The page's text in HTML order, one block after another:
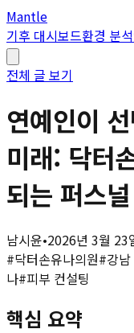
Mantle
기후 대시보드환경 분석
전체 글 보기
연예인이
미래: 닥터
되는 퍼스
남시윤•2026년 3월 23
#닥터손유나의원#강
나#피부 컨설팅
핵심 요약